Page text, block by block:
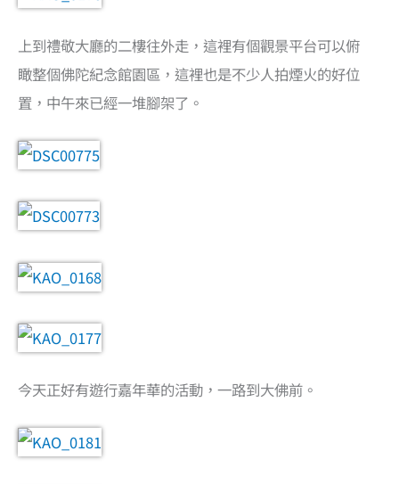
上到禮敬大廳的二樓往外走，這裡有個觀景平台可以俯
瞰整個佛陀紀念館園區，這裡也是不少人拍煙火的好位
置，中午來已經一堆腳架了。
今天正好有遊行嘉年華的活動，一路到大佛前。